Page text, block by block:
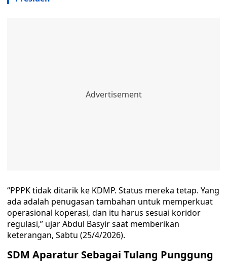
“PPPK tidak ditarik ke KDMP. Status mereka tetap. Yang
ada adalah penugasan tambahan untuk memperkuat
operasional koperasi, dan itu harus sesuai koridor
regulasi,” ujar Abdul Basyir saat memberikan
keterangan, Sabtu (25/4/2026).
SDM Aparatur Sebagai Tulang Punggung